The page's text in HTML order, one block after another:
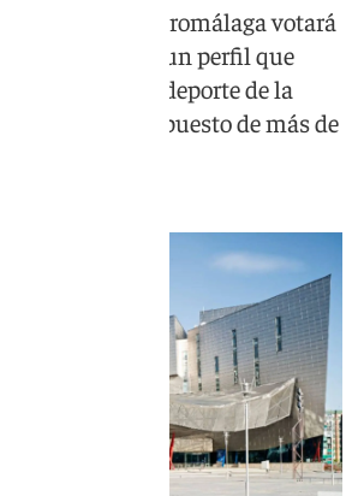
de Promálaga votará
de un perfil que
el turismo y el deporte de la
con un presupuesto de más de